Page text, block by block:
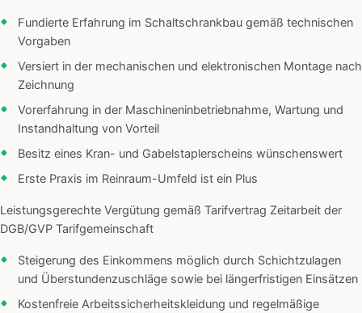
Fundierte Erfahrung im Schaltschrankbau gemäß technischen
Vorgaben
Versiert in der mechanischen und elektronischen Montage nach
Zeichnung
Vorerfahrung in der Maschineninbetriebnahme, Wartung und
Instandhaltung von Vorteil
Besitz eines Kran- und Gabelstaplerscheins wünschenswert
Erste Praxis im Reinraum-Umfeld ist ein Plus
Leistungsgerechte Vergütung gemäß Tarifvertrag Zeitarbeit der
DGB/GVP Tarifgemeinschaft
Steigerung des Einkommens möglich durch Schichtzulagen
und Überstundenzuschläge sowie bei längerfristigen Einsätzen
Kostenfreie Arbeitssicherheitskleidung und regelmäßige